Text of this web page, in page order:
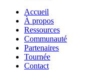
Accueil
À propos
Ressources
Communauté
Partenaires
Tournée
Contact